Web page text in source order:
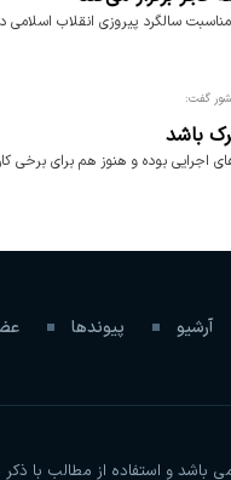
گفت:
باشد
بوده و هنوز هم برای
آرشیو پیوندها
و استفاده از مطالب با ذکر